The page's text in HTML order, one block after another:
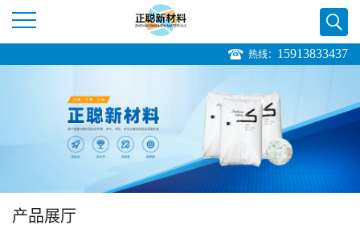
公
热线： 15913833437
产品展厅